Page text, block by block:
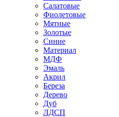
Салатовые
Фиолетовые
Мятные
Золотые
Синие
Материал
МДФ
Эмаль
Акрил
Береза
Дерево
Дуб
ЛДСП